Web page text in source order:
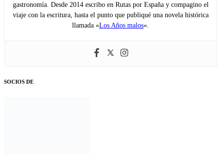
gastronomía. Desde 2014 escribo en Rutas por España y compagino el
viaje con la escritura, hasta el punto que publiqué una novela histórica
llamada «Los Años malos«.
SOCIOS DE